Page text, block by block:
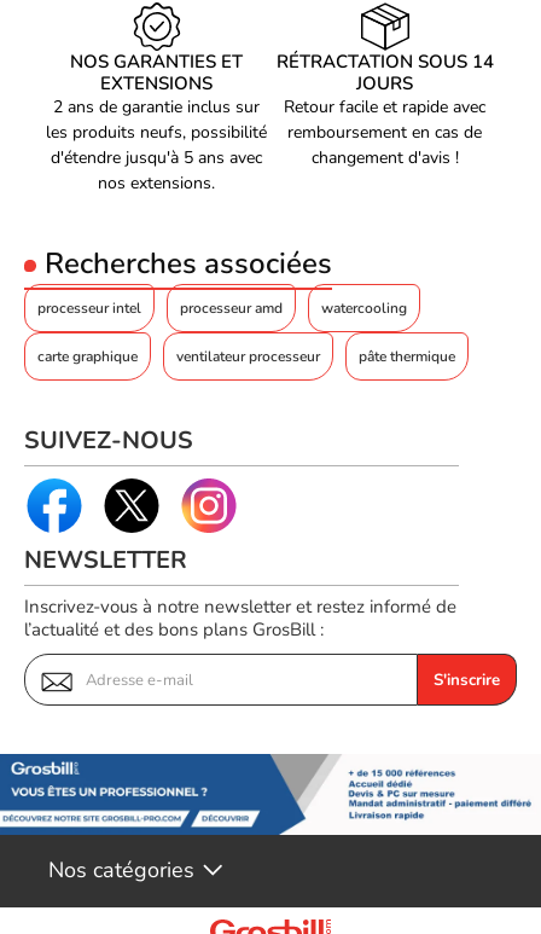
NOS GARANTIES ET
EXTENSIONS
2 ans de garantie inclus sur
les produits neufs, possibilité
d'étendre jusqu'à 5 ans avec
nos extensions.
RÉTRACTATION SOUS 14
JOURS
Retour facile et rapide avec
remboursement en cas de
changement d'avis !
Recherches associées
processeur intel processeur amd watercooling
carte graphique ventilateur processeur pâte thermique
SUIVEZ-NOUS
NEWSLETTER
Inscrivez-vous à notre newsletter et restez informé de
l’actualité et des bons plans GrosBill :
S'inscrire
Nos catégories